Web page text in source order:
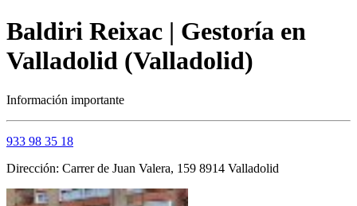
Baldiri Reixac | Gestoría en
Valladolid (Valladolid)
Información importante
933 98 35 18
Dirección: Carrer de Juan Valera, 159 8914 Valladolid